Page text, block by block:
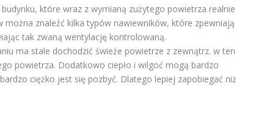
które wraz z wymianą zużytego powietrza realnie
znaleźć kilka typów nawiewników, które zpewniają
tak zwaną wentylację kontrolowaną.
ma stale dochodzić świeże powietrze z zewnątrz. w ten
powietrza. Dodatkowo ciepło i wilgoć mogą bardzo
ciężko jest się pozbyć. Dlatego lepiej zapobiegać niż